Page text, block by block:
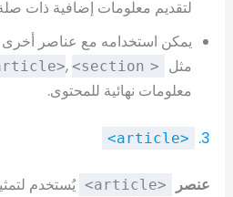
لتقديم معلومات إضافية ذات
يمكن استخدامه مع عناصر أخرى
مثل
<article>
, <section>
معلومات نهائية للمحتوى.
3.
<article>
عنصر <article>
يُستخدم